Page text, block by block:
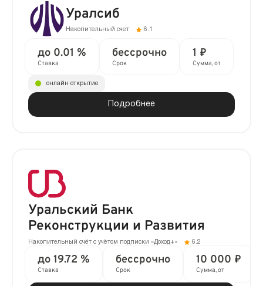
Уралсиб
Накопительный счет 6.1
до 0.01 %
Ставка
бессрочно
Срок
1 ₽
Сумма, от
Подробнее
онлайн открытие
Уральский Банк
Реконструкции и Развития
Накопительный счёт с учётом подписки «Доход+» 6.2
до 19.72 %
Ставка
бессрочно
Срок
10 000 ₽
Сумма, от